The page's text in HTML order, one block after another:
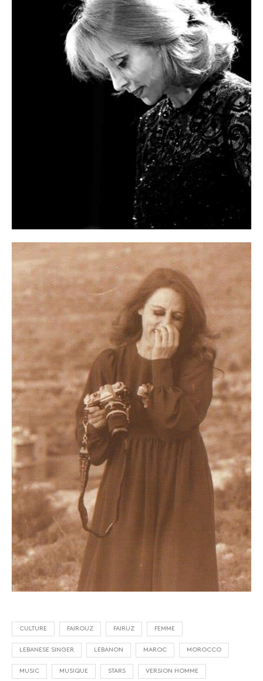
CULTURE FAIROUZ FAIRUZ FEMME
LEBANESE SINGER LEBANON MAROC MOROCCO
MUSIC MUSIQUE STARS VERSION HOMME